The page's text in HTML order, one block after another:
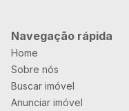
Navegação rápida
Home
Sobre nós
Buscar imóvel
Anunciar imóvel